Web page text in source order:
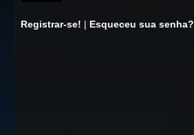
Registrar-se! | Esqueceu sua senha?